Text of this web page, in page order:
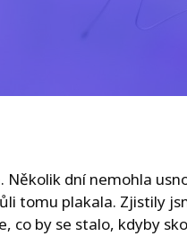
dní nemohla
tomu plakala. Zjistily
co by se stalo, kdyby